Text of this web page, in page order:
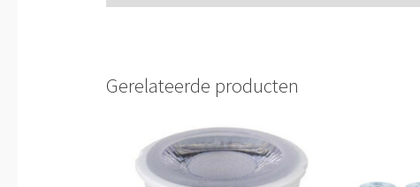
Gerelateerde producten